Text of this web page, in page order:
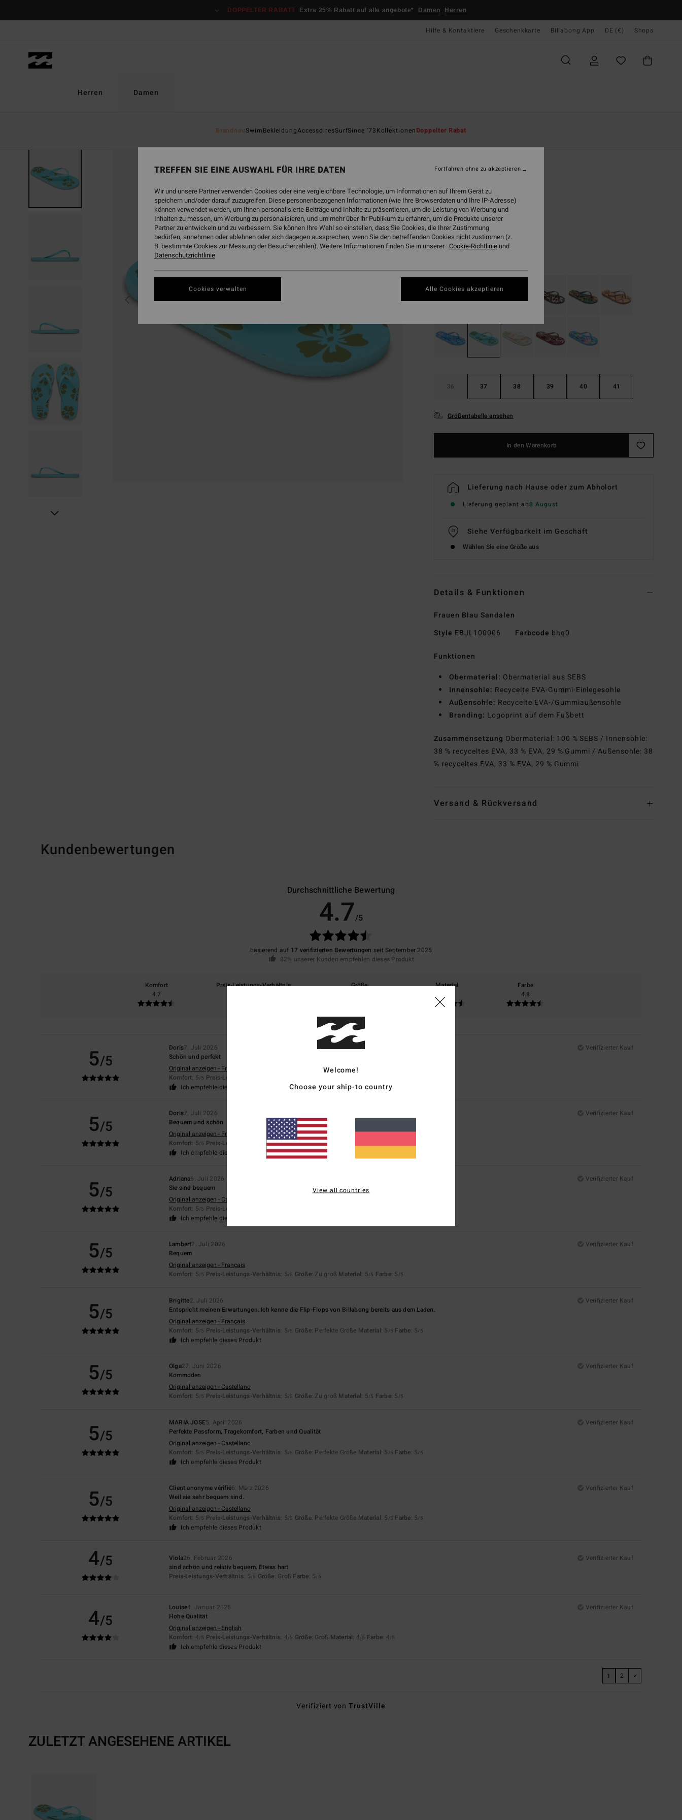
DOPPELTER RABATT Extra 25% Rabatt auf alle angebote* Damen Herren
Hilfe & Kontaktiere Geschenkkarte Billabong App DE (€) Shops
Herren Damen
BrandneuSwimBekleidungAccessoiresSurfSince '73KollektionenDoppelter Rabat
Dama
22,95 €
47%
12,05 €
SALE
DOPPELTER RABATT EXTRA 25%
36 37 38 39 40 41
Größentabelle ansehen
In den Warenkorb
Lieferung nach Hause oder zum Abholort
Lieferung geplant ab8 August
Siehe Verfügbarkeit im Geschäft
Wählen Sie eine Größe aus
Details & Funktionen
Frauen Blau Sandalen
Style EBJL100006 Farbcode bhq0
Funktionen
Obermaterial: Obermaterial aus SEBS
Innensohle: Recycelte EVA-Gummi-Einlegesohle
Außensohle: Recycelte EVA-/Gummiaußensohle
Branding: Logoprint auf dem Fußbett
Zusammensetzung Obermaterial: 100 % SEBS / Innensohle:
38 % recyceltes EVA, 33 % EVA, 29 % Gummi / Außensohle: 38
% recyceltes EVA, 33 % EVA, 29 % Gummi
Versand & Rückversand
Kundenbewertungen
Durchschnittliche Bewertung
4.7/5
basierend auf 17 verifizierten Bewertungen seit September 2025
82% unserer Kunden empfehlen dieses Produkt
Komfort
4.7
Preis-Leistungs-Verhältnis
Größe
Material
Farbe
4.8
5/5
Doris7. Juli 2026
Verifizierter Kauf
Schön und perfekt
Original anzeigen - Français
Komfort: 5/5 Preis-Leistungs-Verhältnis
Ich empfehle dieses Produkt
5/5
Doris7. Juli 2026
Verifizierter Kauf
Bequem und schön
Original anzeigen - Français
Komfort: 5/5 Preis-Leistungs-Verhältnis: 5/5 Größe: Perfekte Größe
Ich empfehle dieses Produkt
5/5
Adriana6. Juli 2026
Verifizierter Kauf
Sie sind bequem
Original anzeigen - Castellano
Komfort: 5/5 Preis-Leistungs-Verhältnis
Ich empfehle dieses Produkt
5/5 Lambert2. Juli 2026
Verifizierter Kauf
Bequem
Original anzeigen - Français
Komfort: 5/5 Preis-Leistungs-Verhältnis: 5/5 Größe: Zu groß Material: 5/5 Farbe: 5 /5
5/5
Brigitte2. Juli 2026
Verifizierter Kauf
Entspricht meinen Erwartungen. Ich kenne die Flip-Flops von Billabong bereits aus dem Laden.
Original anzeigen - Français
Komfort: 5/5 Preis-Leistungs-Verhältnis: 5/5 Größe: Perfekte Größe Material: 5 /5 Farbe: 5/5
Ich empfehle dieses Produkt
5/5 Olga27. Juni 2026
Verifizierter Kauf
Kommoden
Original anzeigen - Castellano
Komfort: 5/5 Preis-Leistungs-Verhältnis: 5/5 Größe: Zu groß Material: 5/5 Farbe: 5 /5
5/5
MARIA JOSE5. April 2026
Verifizierter Kauf
Perfekte Passform, Tragekomfort, Farben und Qualität
Original anzeigen - Castellano
Komfort: 5/5 Preis-Leistungs-Verhältnis: 5/5 Größe: Perfekte Größe Material: 5 /5 Farbe: 5/5
Ich empfehle dieses Produkt
5/5
Client anonyme vérifié6. März 2026
Verifizierter Kauf
Weil sie sehr bequem sind.
Original anzeigen - Castellano
Komfort: 5/5 Preis-Leistungs-Verhältnis: 5/5 Größe: Perfekte Größe Material: 5 /5 Farbe: 5/5
Ich empfehle dieses Produkt
4/5 Viola26. Februar 2026
Verifizierter Kauf
sind schön und relativ bequem. Etwas hart
Preis-Leistungs-Verhältnis: 5/5 Größe: Groß Farbe: 5/5
4/5
Louise4. Januar 2026
Verifizierter Kauf
Hohe Qualität
Original anzeigen - English
Komfort: 4/5 Preis-Leistungs-Verhältnis: 4/5 Größe: Groß Material: 4/5 Farbe: 4/5
Ich empfehle dieses Produkt
1 2 >
Verifiziert vonTrustVille
ZULETZT ANGESEHENE ARTIKEL
Welcome!
Choose your ship-to country
View all countries
TREFFEN SIE EINE AUSWAHL FÜR IHRE DATEN
Wir und unsere Partner verwenden Cookies oder eine vergleichbare Technologie, um Informationen auf Ihrem Gerät zu
speichern und/oder darauf zuzugreifen. Diese personenbezogenen Informationen (wie Ihre Browserdaten und Ihre IP-Adresse)
können verwendet werden, um Ihnen personalisierte Beiträge und Inhalte zu präsentieren, um die Leistung von Werbung und
Inhalten zu messen, um Werbung zu personalisieren, und um mehr über ihr Publikum zu erfahren, um die Produkte unserer
Partner zu entwickeln und zu verbessern. Sie können Ihre Wahl so einstellen, dass Sie Cookies, die Ihrer Zustimmung
bedürfen, annehmen oder ablehnen oder sich dagegen aussprechen, wenn Sie den betreffenden Cookies nicht zustimmen (z.
B. bestimmte Cookies zur Messung der Besucherzahlen). Weitere Informationen finden Sie in unserer :Cookie-Richtlinie und
Datenschutzrichtlinie
Cookies verwalten
Fortfahren ohne zu akzeptieren
Alle Cookies akzeptieren